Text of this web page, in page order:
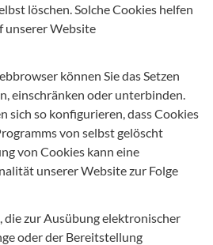
löschen. Solche Cookies helfen
unserer Website
können Sie das Setzen
einschränken oder unterbinden.
sich so konfigurieren, dass Cookies
von selbst gelöscht
von Cookies kann eine
unserer Website zur Folge
die zur Ausübung elektronischer
oder der Bereitstellung